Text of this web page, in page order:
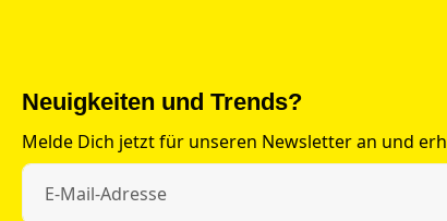
Neuigkeiten und Trends?
Melde Dich jetzt für unseren Newsletter an und